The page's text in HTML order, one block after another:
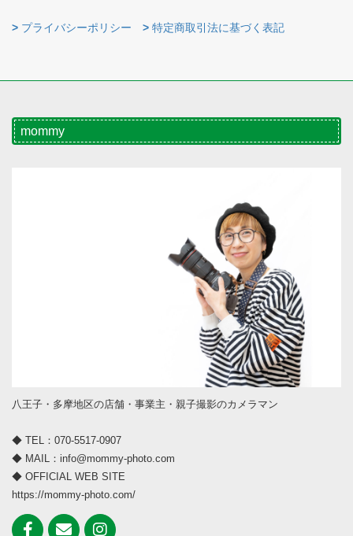
> プライバシーポリシー > 特定商取引法に基づく表記
mommy
八王子・多摩地区の店舗・事業主・親子撮影のカメラマン
◆ TEL：070-5517-0907
◆ MAIL：info@mommy-photo.com
◆ OFFICIAL WEB SITE
https://mommy-photo.com/